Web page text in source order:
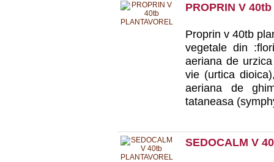
PROPRIN V
Proprin v 40tb
vegetale din
aeriana de
vie (urtica
aeriana de
tataneasa
SEDOCALM V